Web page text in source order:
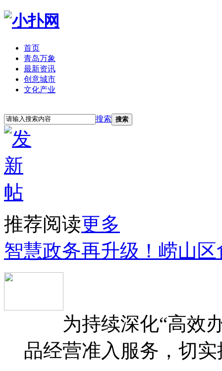
首页
青岛万象
最新资讯
创意城市
文化产业
搜索 搜索
推荐阅读更多
智慧政务再升级！崂山
为持续深化“高效办
品经营准入服务，切